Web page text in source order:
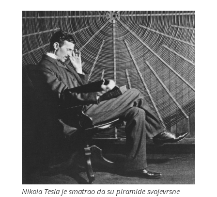
Nikola Tesla je smatrao da su piramide svojevrsne